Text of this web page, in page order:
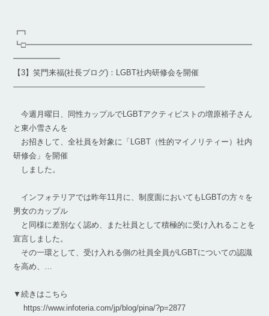
┏┓
┗□━━━━━━━━━━━━━━━━━━━━━━━━━━━━━
━━━━━━
【3】笑門来福(社長ブログ)：LGBT社内研修会を開催
————————————————————————–
今週月曜日、同性カップルでLGBTアクティビストの増原裕子さん
と東小雪さんを
お招きして、全社員を対象に「LGBT（性的マイノリティー）社内
研修会」を開催
しました。
インフォテリアでは昨年11月に、制度面においてもLGBTの方々を
男女のカップル
と同様に差別なく認め、また社員として積極的に受け入れることを
宣言しました。
その一環として、受け入れる側の社員全員がLGBTについての認識
を高め、…
▼続きはこちら
https://www.infoteria.com/jp/blog/pina/?p=2877